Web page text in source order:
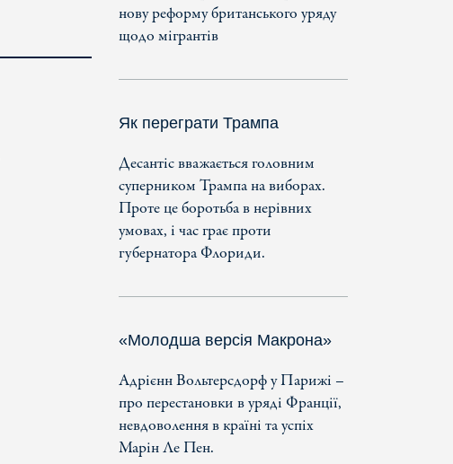
нову реформу британського уряду
щодо мігрантів
Як переграти Трампа
Десантіс вважається головним
суперником Трампа на виборах.
Проте це боротьба в нерівних
умовах, і час грає проти
губернатора Флориди.
«Молодша версія Макрона»
Адрієнн Вольтерсдорф у Парижі –
про перестановки в уряді Франції,
невдоволення в країні та успіх
Марін Ле Пен.